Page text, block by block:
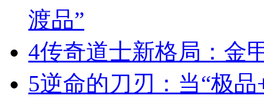
渡品”
4传奇道士新格局：金
5逆命的刀刃：当“极